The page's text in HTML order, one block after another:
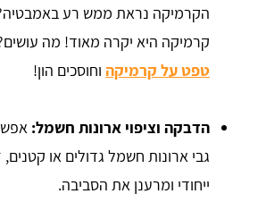
הקרמיקה נראת ממש רע
קרמיקה היא יקרה מאוד! מה
טפט על קרמיקה וחוסכים הון!
הדבקה וציפוי ארונות חשמל:
גבי ארונות חשמל גדולים או
ייחודי ומרענן את הסביבה.